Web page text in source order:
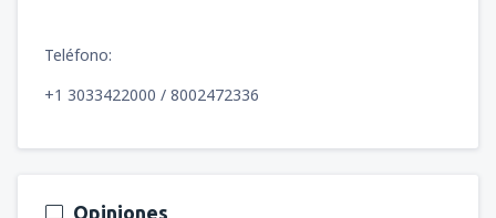
Teléfono:
+1 3033422000 / 8002472336
Opiniones